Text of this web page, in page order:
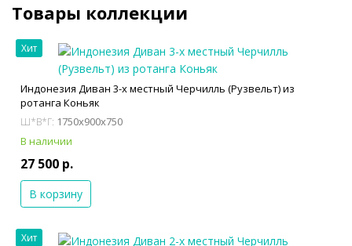
Товары коллекции
Хит
Индонезия Диван 3-х местный Черчилль (Рузвельт) из
ротанга Коньяк
Ш*В*Г: 1750x900x750
В наличии
27 500 р.
В корзину
Хит